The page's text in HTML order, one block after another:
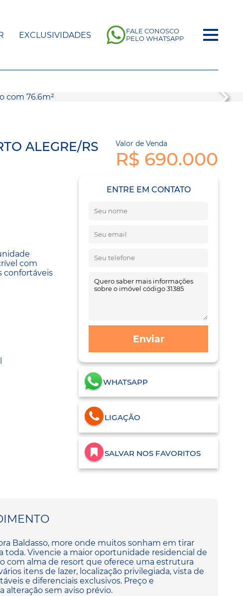
EXCLUSIVIDADES
FALE CONOSCO
PELO WHATSAPP
ALEGRE/RS Valor de Venda
R$ 690.000
com
confortáveis
ENTRE EM CONTATO
Enviar
WHATSAPP
LIGAÇÃO
SALVAR NOS FAVORITOS
Baldasso, more onde muitos sonham em tirar
toda. Vivencie a maior oportunidade residencial de
com alma de resort que oferece uma estrutura
itens de lazer, localização privilegiada, vista de
e diferenciais exclusivos. Preço e
alteração sem aviso prévio.